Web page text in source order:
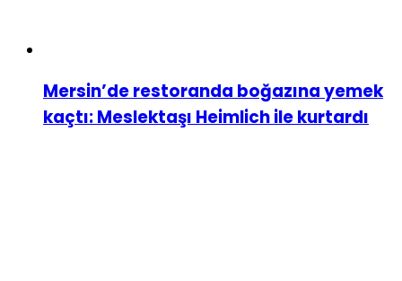
Mersin’de restoranda boğazına yemek
kaçtı: Meslektaşı Heimlich ile kurtardı